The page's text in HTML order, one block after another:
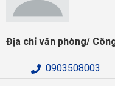
Địa chỉ văn phòng/
0903508003